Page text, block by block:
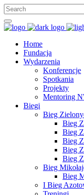
Home
Fundacja
Wydarzenia
Konferencje
Spotkania
Projekty
Mentoring
Biegi
Bieg
Bieg
Bieg
Bieg
Bieg
Bieg
Bieg
Bieg
I Bieg